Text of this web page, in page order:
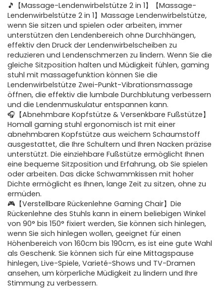
🎵【Massage-Lendenwirbelstütze 2 in 1】【Massage-
Lendenwirbelstütze 2 in 1】Massage Lendenwirbelstütze,
wenn Sie sitzen und spielen oder arbeiten, immer
unterstützen den Lendenbereich ohne Durchhängen,
effektiv den Druck der Lendenwirbelscheiben zu
reduzieren und Lendenschmerzen zu lindern. Wenn Sie die
gleiche Sitzposition halten und Müdigkeit fühlen, gaming
stuhl mit massagefunktion können Sie die
Lendenwirbelstütze Zwei-Punkt-Vibrationsmassage
öffnen, die effektiv die lumbale Durchblutung verbessern
und die Lendenmuskulatur entspannen kann.
🎧【Abnehmbare Kopfstütze & Versenkbare Fußstütze】
Homall gaming stuhl ergonomisch ist mit einer
abnehmbaren Kopfstütze aus weichem Schaumstoff
ausgestattet, die Ihre Schultern und Ihren Nacken präzise
unterstützt. Die einziehbare Fußstütze ermöglicht Ihnen
eine bequeme Sitzposition und Erfahrung, ob Sie spielen
oder arbeiten. Das dicke Schwammkissen mit hoher
Dichte ermöglicht es Ihnen, lange Zeit zu sitzen, ohne zu
ermüden.
🎮【Verstellbare Rückenlehne Gaming Chair】Die
Rückenlehne des Stuhls kann in einem beliebigen Winkel
von 90° bis 150° fixiert werden, Sie können sich hinlegen,
wenn Sie sich hinlegen wollen, geeignet für einen
Höhenbereich von 160cm bis 190cm, es ist eine gute Wahl
als Geschenk. Sie können sich für eine Mittagspause
hinlegen, Live-Spiele, Varieté-Shows und TV-Dramen
ansehen, um körperliche Müdigkeit zu lindern und Ihre
Stimmung zu verbessern.